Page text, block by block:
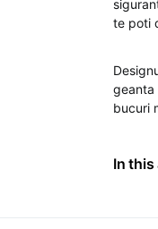
te poti
geanta
bucuri
In this